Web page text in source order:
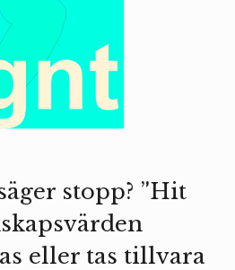
stopp? ”Hit
eller tas tillvara